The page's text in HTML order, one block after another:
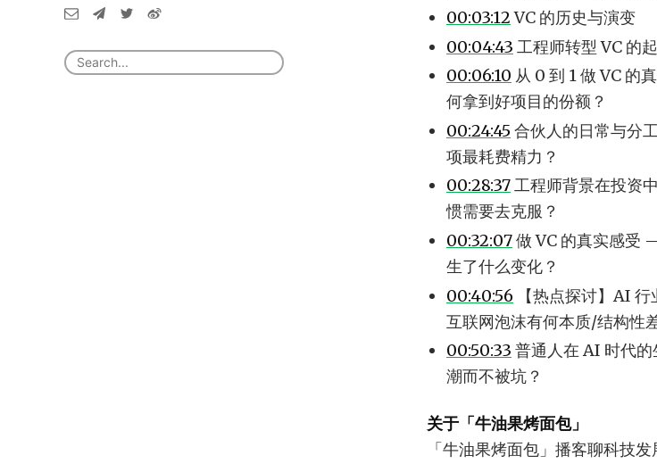
00:03:12VC 的历史与演变
00:04:43 工程师转型 VC 的
00:06:10 从 0 到 1 做 VC 的
何拿到好项目的份额？
00:24:45 合伙人的日常与分
项最耗费精力？
00:28:37工程师背景在投资
惯需要去克服？
00:32:07做 VC 的真实感受
生了什么变化？
00:40:56 【热点探讨】AI
互联网泡沫有何本质/结构性
00:50:33 普通人在 AI 时代
潮而不被坑？
关于「牛油果烤面包」
「牛油果烤面包」播客聊科技